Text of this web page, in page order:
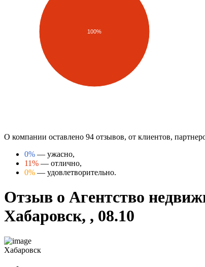
100%
О компании оставлено 94 отзывов, от клиентов,
0% — ужасно,
11% — отлично,
0% — удовлетворительно.
Отзыв о Агентство
Хабаровск, , 08.10
Хабаровск